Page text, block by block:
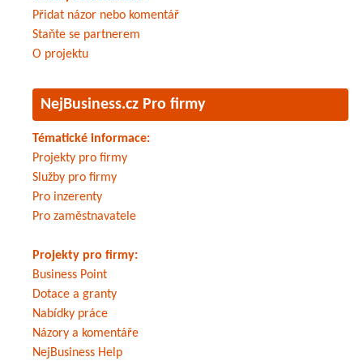
Přidat názor nebo komentář
Staňte se partnerem
O projektu
NejBusiness.cz Pro firmy
Tématické informace:
Projekty pro firmy
Služby pro firmy
Pro inzerenty
Pro zaměstnavatele
Projekty pro firmy:
Business Point
Dotace a granty
Nabídky práce
Názory a komentáře
NejBusiness Help